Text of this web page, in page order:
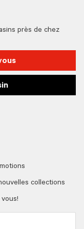
près de chez
collections